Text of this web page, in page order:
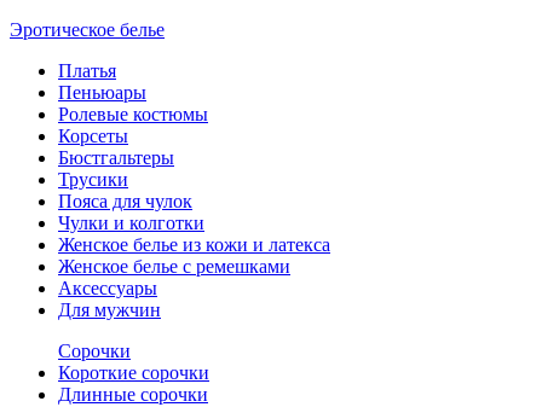
Эротическое белье
Платья
Пеньюары
Ролевые костюмы
Корсеты
Бюстгальтеры
Трусики
Пояса для чулок
Чулки и колготки
Женское белье из кожи и латекса
Женское белье с ремешками
Аксессуары
Для мужчин
Сорочки
Короткие сорочки
Длинные сорочки